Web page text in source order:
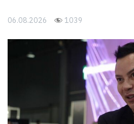
06.08.2026 1039